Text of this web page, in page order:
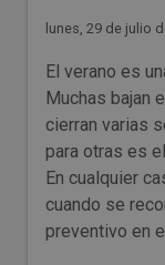
lunes, 29 de julio
El verano es
Muchas bajan
cierran varias
para otras es
En cualquier
cuando se
preventivo en